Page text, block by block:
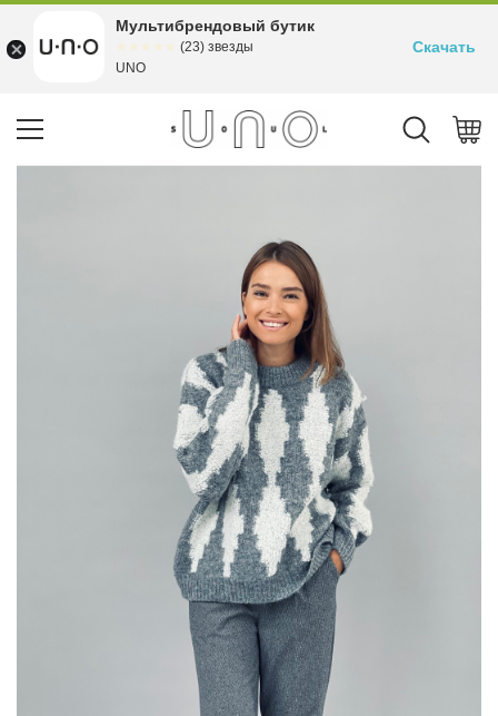
Мультибрендовый бутик
(23) звезды
UNO
Скачать